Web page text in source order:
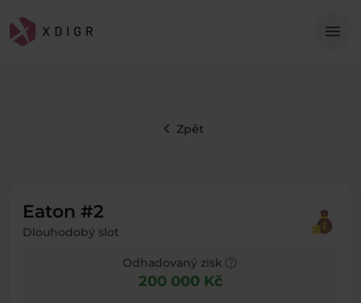
menu
keyboard_arrow_left Zpět
Eaton #2
Dlouhodobý slot
Odhadovaný zisk
200 000 Kč